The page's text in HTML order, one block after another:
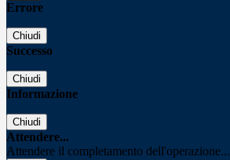
Errore
Chiudi
Successo
Chiudi
Informazione
Chiudi
Attendere...
Attendere il completamento dell'operazione...